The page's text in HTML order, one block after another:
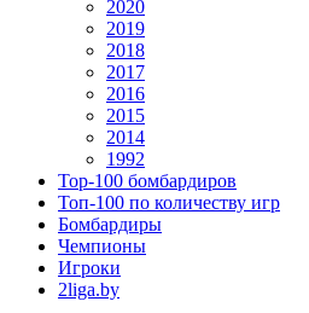
2020
2019
2018
2017
2016
2015
2014
1992
Top-100 бомбардиров
Топ-100 по количеству игр
Бомбардиры
Чемпионы
Игроки
2liga.by